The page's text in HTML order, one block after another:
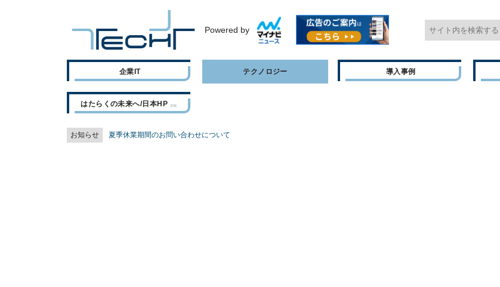
Powered by
企業IT テクノロジー 導入事例
はたらくの未来へ/日本HP
お知らせ 夏季休業期間のお問い合わせについて